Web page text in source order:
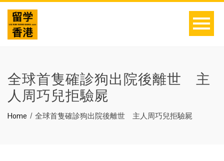
全球首隻確診狗出院後離世 主
人周巧兒拒驗屍
Home 全球首隻確診狗出院後離世 主人周巧兒拒驗屍